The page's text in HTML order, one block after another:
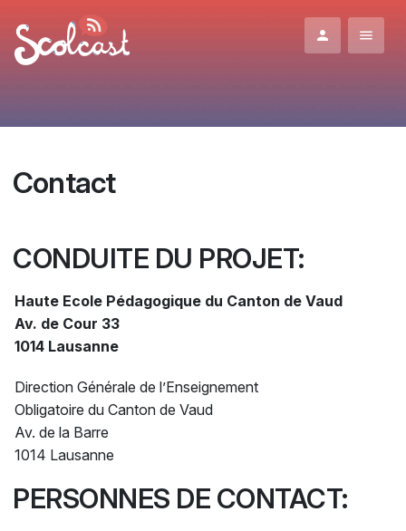
Contact
CONDUITE DU PROJET:
Haute Ecole Pédagogique du Canton de Vaud
Av. de Cour 33
1014 Lausanne
Direction Générale de l’Enseignement
Obligatoire du Canton de Vaud
Av. de la Barre
1014 Lausanne
PERSONNES DE CONTACT: